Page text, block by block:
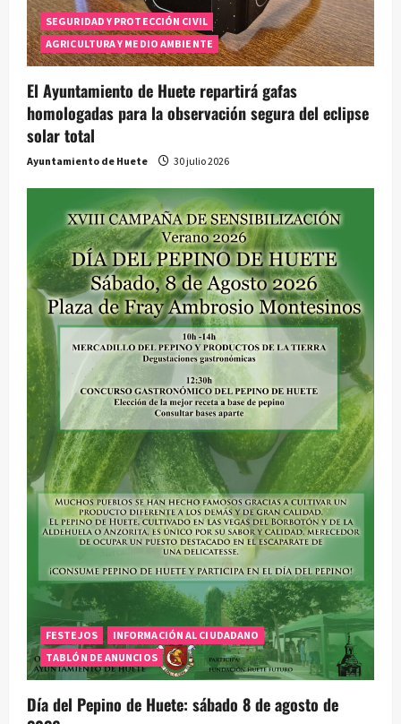
SEGURIDAD Y PROTECCIÓN CIVIL
AGRICULTURA Y MEDIO AMBIENTE
El Ayuntamiento de Huete repartirá gafas
homologadas para la observación segura del eclipse
solar total
Ayuntamiento de Huete 30 julio 2026
FESTEJOS
INFORMACIÓN AL CIUDADANO
TABLÓN DE ANUNCIOS
Día del Pepino de Huete: sábado 8 de agosto de